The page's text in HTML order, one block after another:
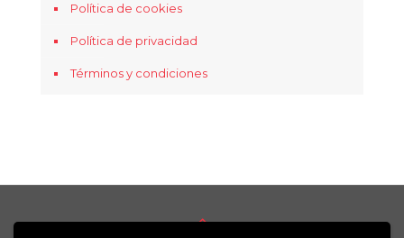
Política de cookies
Política de privacidad
Términos y condiciones